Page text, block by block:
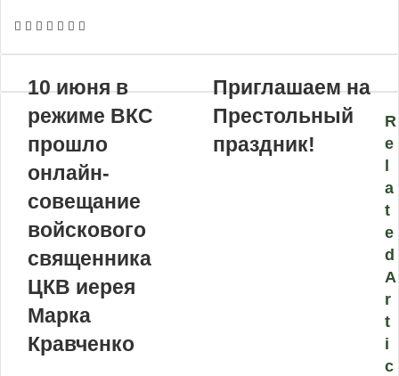
VKontakte
Odnoklassniki
WhatsApp
Telegram
ViberПоделиться
10 июня в
режиме ВКС
прошло
онлайн-
совещание
войскового
священника
ЦКВ иерея
Марка
Кравченко
Приглашаем на
Престольный
праздник!
R
e
l
a
t
e
d
A
r
t
i
c